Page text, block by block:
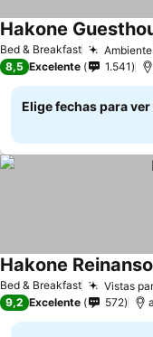
Bed & Breakfast
Hakone
8,5 Excelente 1.541
Elige fechas para
Bed & Breakfast Vistas
Hakone Reinanso
9,2 Excelente 572